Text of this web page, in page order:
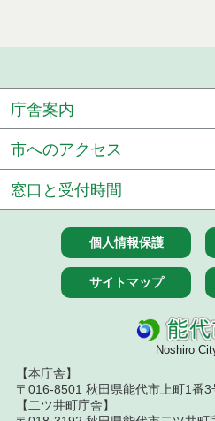
庁舎案内
市へのアクセス
窓口と受付時間
個人情報保護
サイトマップ
Noshiro
【本庁舎】
〒016-8501 秋田県能代市上町1
【二ツ井町庁舎】